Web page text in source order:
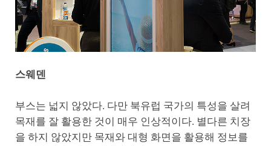
스웨덴
부스는 넓지 않았다. 다만 북유럽 국가의 특성을 살려
목재를 잘 활용한 것이 매우 인상적이다. 별다른 치장
을 하지 않았지만 목재와 대형 화면을 활용해 정보를